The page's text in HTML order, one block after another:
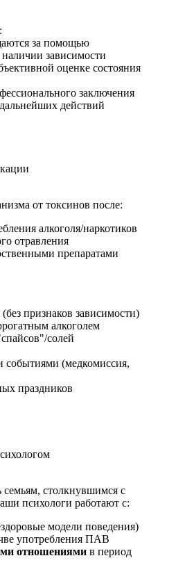
за помощью
зависимости
оценке состояния
заключения
действий
от токсинов после:
алкоголя/наркотиков
отравления
препаратами
признаков зависимости)
алкоголем
солей
(медкомиссия,
праздников
столкнувшимся с
психологи работают с:
модели поведения)
употребления ПАВ
отношениями в период